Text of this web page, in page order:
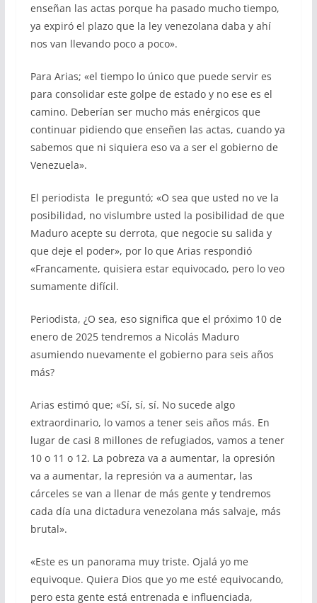
enseñan las actas porque ha pasado mucho tiempo,
ya expiró el plazo que la ley venezolana daba y ahí
nos van llevando poco a poco».
Para Arias; «el tiempo lo único que puede servir es
para consolidar este golpe de estado y no ese es el
camino. Deberían ser mucho más enérgicos que
continuar pidiendo que enseñen las actas, cuando ya
sabemos que ni siquiera eso va a ser el gobierno de
Venezuela».
El periodista le preguntó; «O sea que usted no ve la
posibilidad, no vislumbre usted la posibilidad de que
Maduro acepte su derrota, que negocie su salida y
que deje el poder», por lo que Arias respondió
«Francamente, quisiera estar equivocado, pero lo veo
sumamente difícil.
Periodista, ¿O sea, eso significa que el próximo 10 de
enero de 2025 tendremos a Nicolás Maduro
asumiendo nuevamente el gobierno para seis años
más?
Arias estimó que; «Sí, sí, sí. No sucede algo
extraordinario, lo vamos a tener seis años más. En
lugar de casi 8 millones de refugiados, vamos a tener
10 o 11 o 12. La pobreza va a aumentar, la opresión
va a aumentar, la represión va a aumentar, las
cárceles se van a llenar de más gente y tendremos
cada día una dictadura venezolana más salvaje, más
brutal».
«Este es un panorama muy triste. Ojalá yo me
equivoque. Quiera Dios que yo me esté equivocando,
pero esta gente está entrenada e influenciada,